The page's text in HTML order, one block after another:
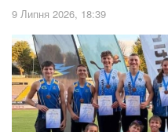
9 Липня 2026, 18:39